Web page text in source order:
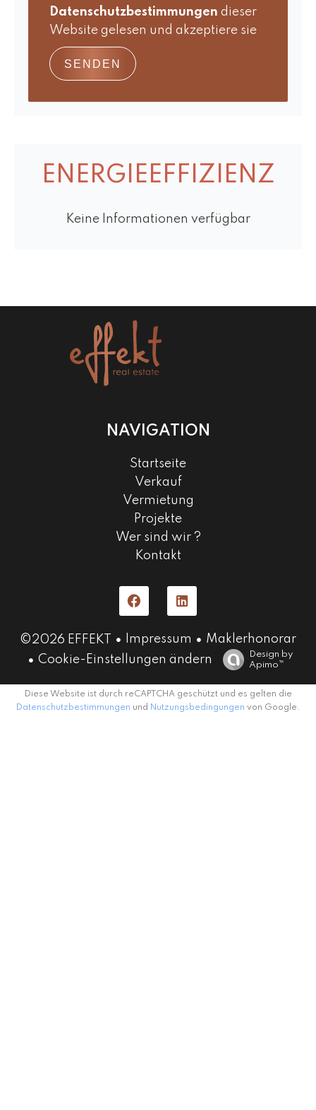
Datenschutzbestimmungen dieser
Website gelesen und akzeptiere sie
SENDEN
ENERGIEEFFIZIENZ
Keine Informationen verfügbar
NAVIGATION
Startseite
Verkauf
Vermietung
Projekte
Wer sind wir ?
Kontakt
©2026 EFFEKT Impressum
Maklerhonorar
Cookie-Einstellungen ändern
Design by
Apimo™
Diese Website ist durch reCAPTCHA geschützt und es gelten die
Datenschutzbestimmungen und Nutzungsbedingungen von Google.